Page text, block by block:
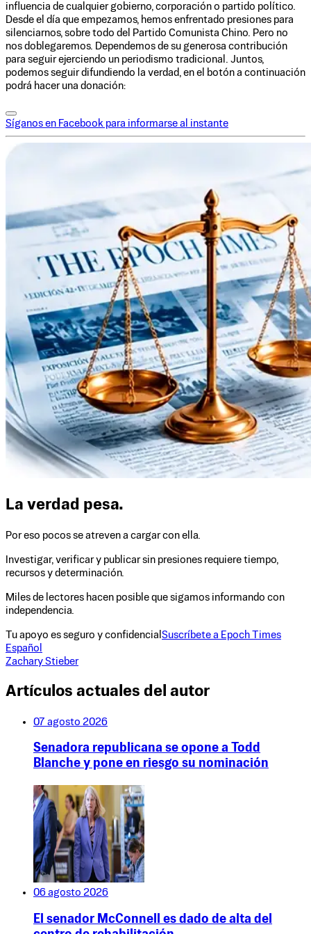
influencia de cualquier gobierno, corporación o partido político.
Desde el día que empezamos, hemos enfrentado presiones para
silenciarnos, sobre todo del Partido Comunista Chino. Pero no
nos doblegaremos. Dependemos de su generosa contribución
para seguir ejerciendo un periodismo tradicional. Juntos,
podemos seguir difundiendo la verdad, en el botón a continuación
podrá hacer una donación:
Síganos en Facebook para informarse al instante
La verdad pesa.
Por eso pocos se atreven a cargar con ella.
Investigar, verificar y publicar sin presiones requiere tiempo,
recursos y determinación.
Miles de lectores hacen posible que sigamos informando con
independencia.
Tu apoyo es seguro y confidencial Suscríbete a Epoch Times
Español
Zachary Stieber
Artículos actuales del autor
07 agosto 2026
Senadora republicana se opone a Todd
Blanche y pone en riesgo su nominación
06 agosto 2026
El senador McConnell es dado de alta del